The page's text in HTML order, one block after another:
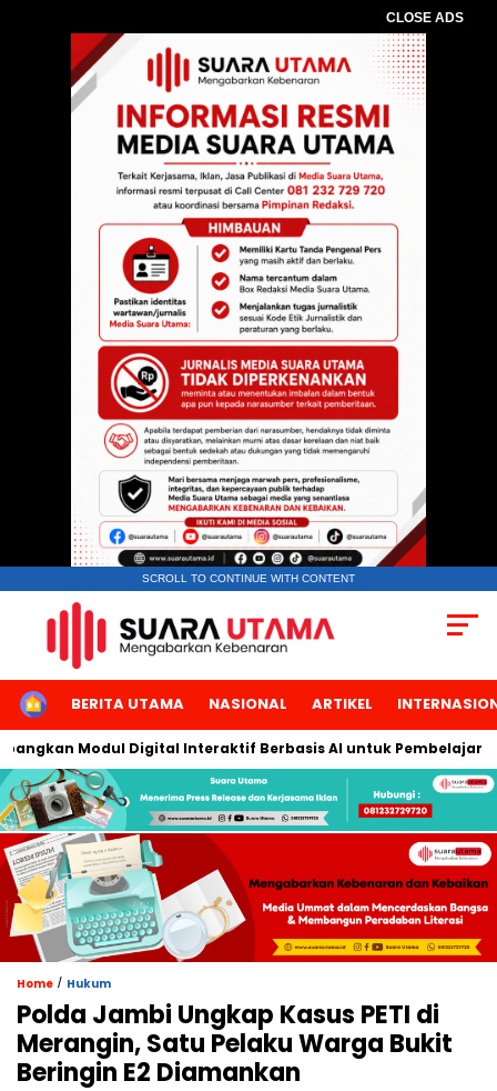
CLOSE ADS
SCROLL TO CONTINUE WITH CONTENT
HOMEBERITA UTAMA NASIONAL ARTIKEL
Modul Digital Interaktif Berbasis AI untuk Pembelajaran
Home / Hukum
Polda Jambi Ungkap Kasus PETI di
Merangin, Satu Pelaku Warga Bukit
Beringin E2 Diamankan